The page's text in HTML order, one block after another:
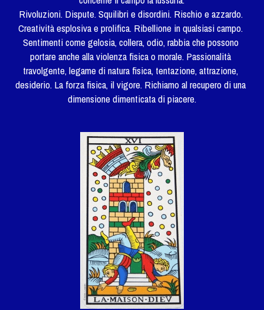
Rivoluzioni. Dispute. Squilibri e disordini. Rischio e azzardo.
Creatività esplosiva e prolifica. Ribellione in qualsiasi campo.
Sentimenti come gelosia, collera, odio, rabbia che possono
portare anche alla violenza fisica o morale. Passionalità
travolgente, legame di natura fisica, tentazione, attrazione,
desiderio. La forza fisica, il vigore. Richiamo al recupero di una
dimensione dimenticata di piacere.